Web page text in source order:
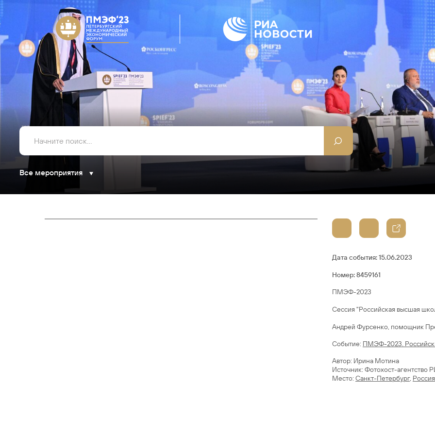
Все мероприятия
Дата события:15.06.2023
Номер: 8459161
ПМЭФ-2023
Сессия "Российская высшая
Cобытие: ПМЭФ-2023.
Автор: Ирина Мотина
Источник: Фотохост-агентство
Место: Санкт-Петербург, Россия